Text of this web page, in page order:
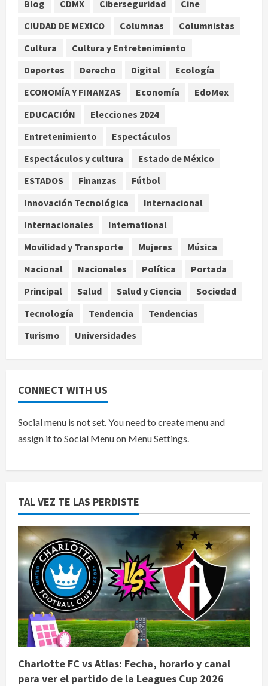
Colombia despide al gobierno de
promesas de cambio
agosto 7, 2026
institucional en Brasil, Guinea
Ecuatorial, Angola y EE.UU.
4
Investiga Cofepris posible vínculo
brote de salmonelosis en EU
agosto 7, 2026
Ángela Buitrago señala videos
agosto 7, 2026
Blog CDMX Ciberseguridad
Cine
CIUDAD DE MEXICO
Columnas
Columnistas
Cultura
Cultura y Entretenimiento
Deportes
Derecho Digital
Ecología
ECONOMÍA Y FINANZAS
Economía
EdoMex
EDUCACIÓN
Elecciones 2024
Entretenimiento
Espectáculos
Espectáculos y cultura
Estado de México
ESTADOS
Finanzas
Fútbol
Innovación Tecnológica
Internacional
Internacionales
International
Movilidad y Transporte
Mujeres
Música
Nacional
Nacionales Política
Portada
Principal
Salud Salud y Ciencia
Sociedad
Tecnología
Tendencia
Tendencias
Turismo
Universidades
CONNECT WITH US
Social menu is not set. You need to create menu and
assign it to Social Menu on Menu Settings.
TAL VEZ TE LAS PERDISTE
Charlotte FC vs Atlas: Fecha, horario y canal
para ver el partido de la Leagues Cup 2026